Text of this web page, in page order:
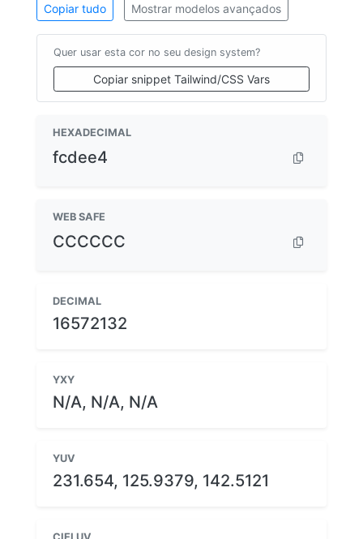
Copiar tudo Mostrar modelos avançados
Quer usar esta cor no seu design system?
Copiar snippet Tailwind/CSS Vars
HEXADECIMAL
fcdee4
WEB SAFE
CCCCCC
DECIMAL
16572132
YXY
N/A, N/A, N/A
YUV
231.654, 125.9379, 142.5121
CIELUV